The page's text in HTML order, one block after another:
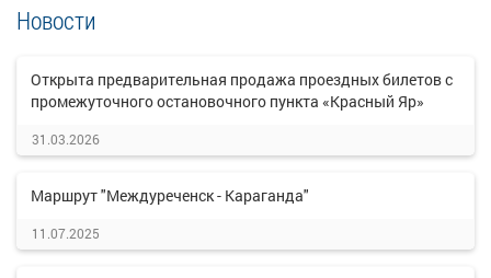
Новости
Открыта предварительная продажа проездных билетов с
промежуточного остановочного пункта «Красный Яр»
31.03.2026
Маршрут "Междуреченск - Караганда"
11.07.2025